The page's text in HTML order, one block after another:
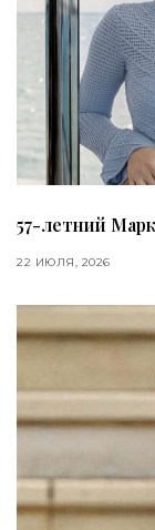
57-летний
22 ИЮЛЯ, 2026